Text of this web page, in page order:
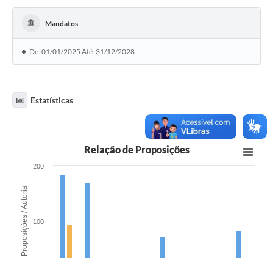
Mandatos
De: 01/01/2025 Até: 31/12/2028
Estatísticas
Proposições / Autoria
Relação de Proposições
100
200